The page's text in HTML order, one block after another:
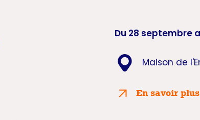
Du 28 septembre
Maison de
En savoir